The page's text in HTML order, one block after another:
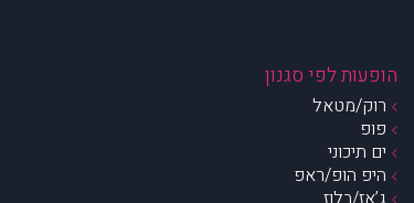
הופעות לפי סגנון
רוק/מטאל
פופ
ים תיכוני
היפ הופ/ראפ